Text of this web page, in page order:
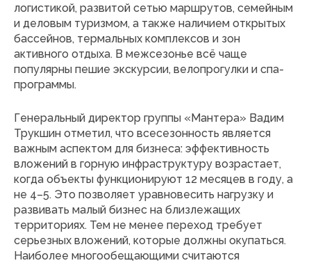
логистикой, развитой сетью маршрутов, семейным
и деловым туризмом, а также наличием открытых
бассейнов, термальных комплексов и зон
активного отдыха. В межсезонье всё чаще
популярны пешие экскурсии, велопрогулки и спа-
программы.
Генеральный директор группы «Мантера» Вадим
Трукшин отметил, что всесезонность является
важным аспектом для бизнеса: эффективность
вложений в горную инфраструктуру возрастает,
когда объекты функционируют 12 месяцев в году, а
не 4–5. Это позволяет уравновесить нагрузку и
развивать малый бизнес на близлежащих
территориях. Тем не менее переход требует
серьезных вложений, которые должны окупаться.
Наиболее многообещающими считаются